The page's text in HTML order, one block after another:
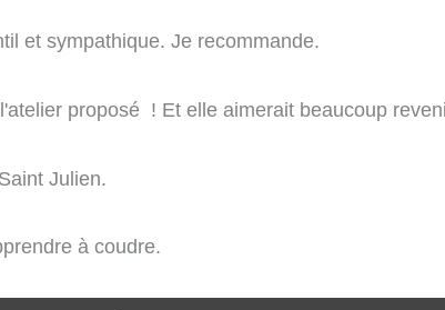
et sympathique. Je recommande.
proposé ! Et elle aimerait beaucoup
Julien.
à coudre.